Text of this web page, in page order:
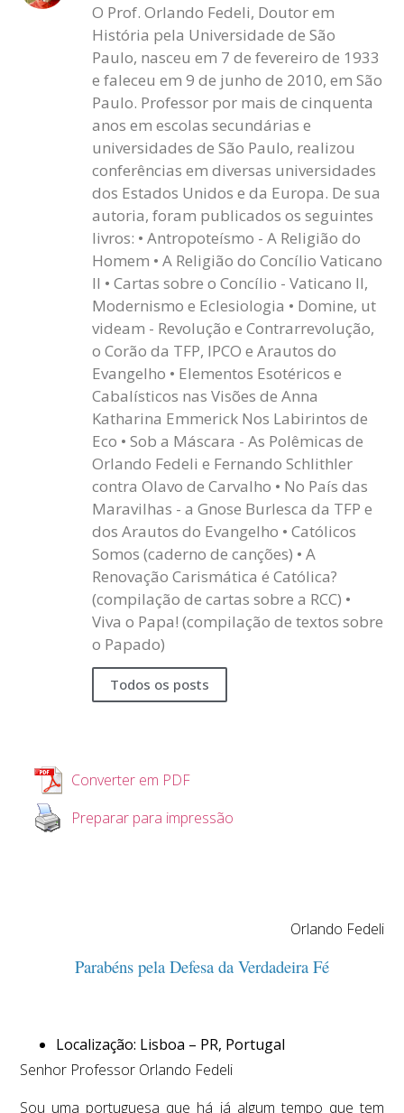
O Prof. Orlando Fedeli, Doutor em
História pela Universidade de São
Paulo, nasceu em 7 de fevereiro de 1933
e faleceu em 9 de junho de 2010, em São
Paulo. Professor por mais de cinquenta
anos em escolas secundárias e
universidades de São Paulo, realizou
conferências em diversas universidades
dos Estados Unidos e da Europa. De sua
autoria, foram publicados os seguintes
livros: • Antropoteísmo - A Religião do
Homem • A Religião do Concílio Vaticano
II • Cartas sobre o Concílio - Vaticano II,
Modernismo e Eclesiologia • Domine, ut
videam - Revolução e Contrarrevolução,
o Corão da TFP, IPCO e Arautos do
Evangelho • Elementos Esotéricos e
Cabalísticos nas Visões de Anna
Katharina Emmerick Nos Labirintos de
Eco • Sob a Máscara - As Polêmicas de
Orlando Fedeli e Fernando Schlithler
contra Olavo de Carvalho • No País das
Maravilhas - a Gnose Burlesca da TFP e
dos Arautos do Evangelho • Católicos
Somos (caderno de canções) • A
Renovação Carismática é Católica?
(compilação de cartas sobre a RCC) •
Viva o Papa! (compilação de textos sobre
o Papado)
Todos os posts
Converter em PDF
Preparar para impressão
Orlando Fedeli
Parabéns pela Defesa da Verdadeira Fé
Localização: Lisboa – PR, Portugal
Senhor Professor Orlando Fedeli
Sou uma portuguesa que há já algum tempo que tem